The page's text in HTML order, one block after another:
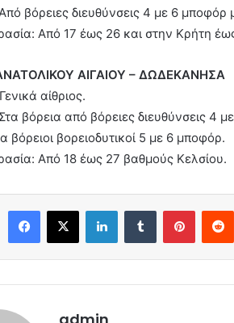
βόρειες διευθύνσεις 4 με 6 μποφόρ
Από 17 έως 26 και στην Κρήτη
ΑΙΓΑΙΟΥ – ΔΩΔΕΚΑΝΗΣΑ
αίθριος.
βόρεια από βόρειες διευθύνσεις 4
βόρειοι βορειοδυτικοί 5 με 6 μποφόρ.
Από 18 έως 27 βαθμούς Κελσίου.
Facebook
X LinkedInTumblr Pinterest